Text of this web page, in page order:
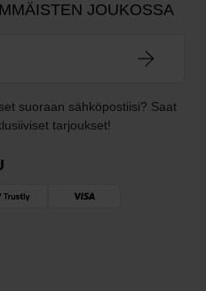
JOUKOSSA
suoraan sähköpostiisi? Saat
tarjoukset!